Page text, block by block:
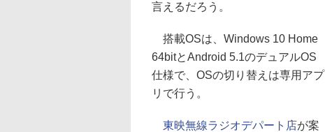
言えるだろう。
搭載OSは、Windows 10 Home
64bitとAndroid 5.1のデュアルOS
仕様で、OSの切り替えは専用アプ
リで行う。
東映無線ラジオデパート店が案